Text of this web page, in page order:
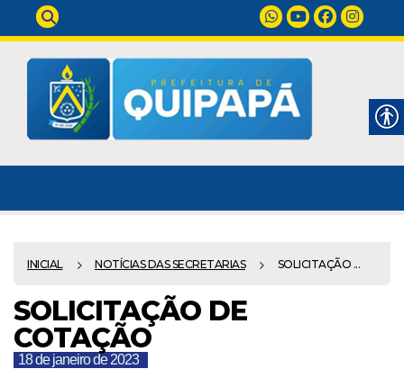
INICIAL NOTÍCIAS DAS SECRETARIAS SOLICITAÇÃO ...
SOLICITAÇÃO DE
COTAÇÃO
18 de janeiro de 2023